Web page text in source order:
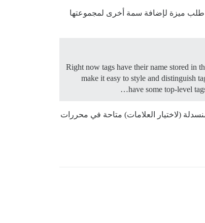
طلب ميزة لإضافة سمة أخرى لمجموعتها
Right now tags have their name stored in
make it easy to style and distinguish
have some top-level
(لاختيار العلامات) متاحة في محررات